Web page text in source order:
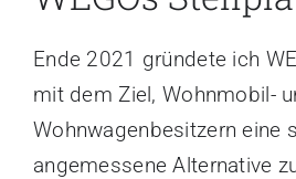
Ende 2021 gründete ich
mit dem Ziel, Wohnmobil-
Wohnwagenbesitzern eine
angemessene Alternative